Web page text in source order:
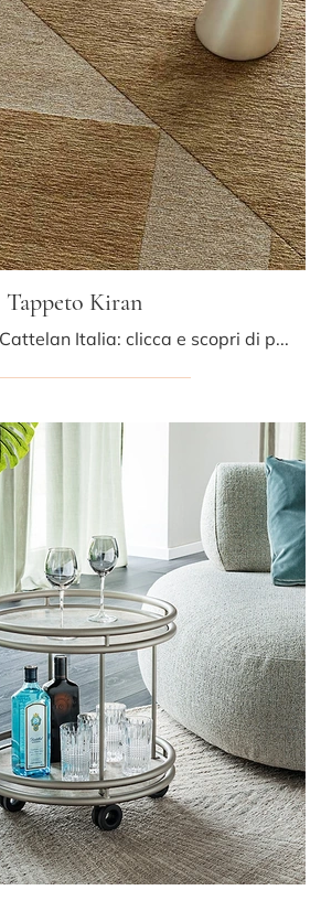
Tappeto Kiran
Tappeto Kiran di Cattelan Italia: clicca e scopri di più sui Complementi e tappeti moderni in tessuto del rinomato brand!